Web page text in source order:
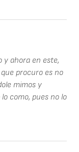
y ahora en este,
procuro es no
mimos y
como, pues no lo